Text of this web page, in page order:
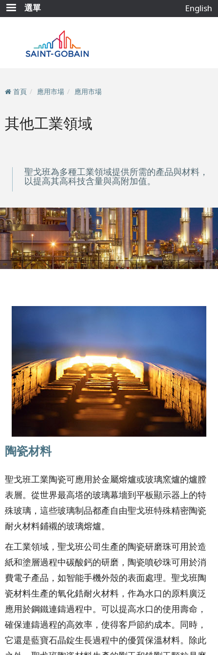
移
至
選單 English
首頁 應用市場 應用市場
其他工業領域
聖戈班為多種工業領域提供所需的產品與材料，
以提高其高科技含量與高附加值。
陶瓷材料
聖戈班工業陶瓷可應用於金屬熔爐或玻璃窯爐的爐膛
表層。從世界最高塔的玻璃幕墻到平板顯示器上的特
殊玻璃，這些玻璃制品都產自由聖戈班特殊精密陶瓷
耐火材料鋪襯的玻璃熔爐。
在工業領域，聖戈班公司生產的陶瓷研磨珠可用於造
紙和塗層過程中碳酸鈣的研磨，陶瓷噴砂珠可用於消
費電子產品，如智能手機外殼的表面處理。聖戈班陶
瓷材料生產的氧化鋯耐火材料，作為水口的原料廣泛
應用於鋼鐵連鑄過程中。可以提高水口的使用壽命，
確保連鑄過程的高效率，使得客戶節約成本。同時，
它還是藍寶石晶錠生長過程中的優質保溫材料。除此